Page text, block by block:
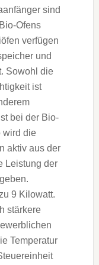
sind
Ofens
verfügen
und
Sowohl die
ist
bei der Bio-
wird die
aktiv aus der
Leistung der
9 Kilowatt.
stärkere
Temperatur